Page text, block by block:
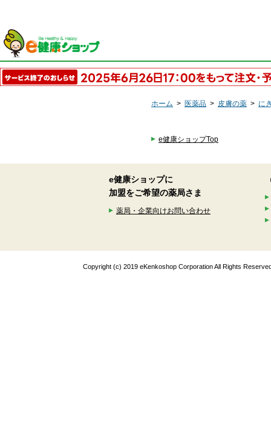
ホーム > 医薬品 > 皮膚の薬 > に
e健康ショップTop
e健康ショップに
加盟をご希望の薬局さま
薬局・企業向けお問い合わせ
Copyright (c) 2019 eKenkoshop Corporation All Rights